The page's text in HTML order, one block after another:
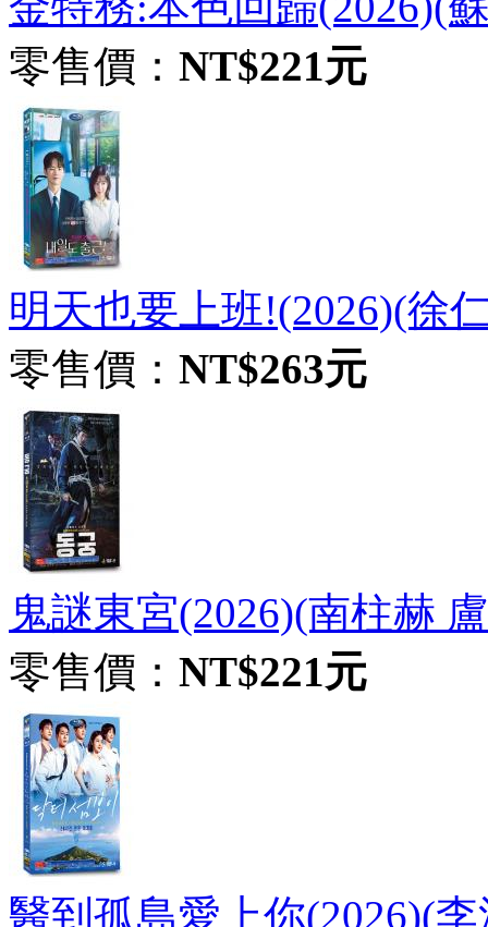
零售價： NT$221元
明天也要上班!(2026)(徐
零售價： NT$263元
鬼謎東宮(2026)(南柱赫
零售價： NT$221元
醫到孤島愛上你(2026)(